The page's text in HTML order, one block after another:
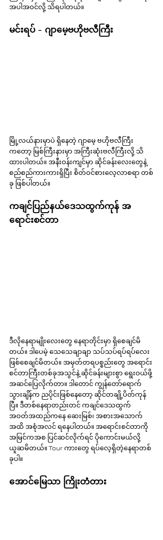
အပါအဝင်လို့ သိရပါတယ်။
မင်းရပ် - ဂျာမေ့ဗဟိုဗလီကြီး
မြို့လယ်နားမှာပဲ ရှိနေတဲ့ ဂျာမေ့ ဗဟိုဗလီကြီး
ကတော့ မြစ်ကြီးနားမှာ အကြီးဆုံးဗလီကြီးလို့ သိ
ထားပါတယ်။ အနီးဝန်းကျင်မှာ ဆိုင်ခန်းလေးတွေနဲ့
စည်စည်ကားကားရှိပြီး စိတ်ဝင်စားလေ့လာစရာ တစ်
ခု ဖြစ်ပါတယ်။
ကချင်ပြည်နယ်ဒေသထွက်ကုန် အ
ရောင်းစင်တာ
ဒီလိုနေရာမျိုးလေးတွေ နေရာတိုင်းမှာ ရှိစေချင်မိ
တယ်။ ဒါပေမဲ့ သေသေချာချာ သပ်သပ်ရပ်ရပ်လေး
ဖြစ်စေချင်မိတယ်။ အမှတ်တရပစ္စည်းတွေ အရောင်း
စင်တာကြီးတစ်ခုအသွင်နဲ့ ဆိုင်ခန်းများစွာ ရွေးဝယ်ဖို့
အဆင်ပြေလိုက်တာ။ ဒါတောင် ကျွန်တော်ရောက်
သွားချိန်က ညပိုင်းဖြစ်နေတော့ ဆိုင်တချို့ပိတ်ကုန်
ပြီ။ ဒီတစ်နေရာတည်းတင် ကချင်ဒေသထွက်
အဝတ်အထည်ကနေ ဆေးမြစ်၊ အစားအသောက်
အထိ အစုံအလင် ရနေပါတယ်။ အရောင်းစင်တာကို
အမြင်ကအစ ပြင်ဆင်လိုက်ရင် ပိုကောင်းမယ်လို့
ယူဆမိတယ်။ Tour ကားတွေ ရပ်လေ့ရှိတဲ့နေရာတစ်
ခုပါ။
အောင်မြေသာ ကြိုးတံတား